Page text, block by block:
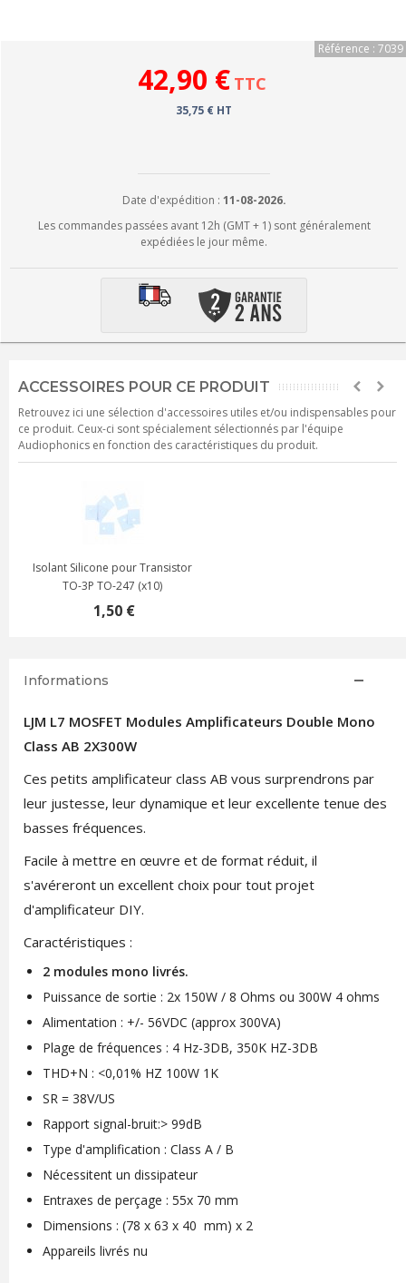
Référence : 7039
42,90 € TTC
35,75 € HT
Date d'expédition : 11-08-2026.
Les commandes passées avant 12h (GMT + 1) sont généralement
expédiées le jour même.
ACCESSOIRES POUR CE PRODUIT
Retrouvez ici une sélection d'accessoires utiles et/ou indispensables pour
ce produit. Ceux-ci sont spécialement sélectionnés par l'équipe
Audiophonics en fonction des caractéristiques du produit.
Isolant Silicone pour Transistor
TO-3P TO-247 (x10)
1,50 €
Informations
LJM L7 MOSFET Modules Amplificateurs Double Mono
Class AB 2X300W
Ces petits amplificateur class AB vous surprendrons par
leur justesse, leur dynamique et leur excellente tenue des
basses fréquences.
Facile à mettre en œuvre et de format réduit, il
s'avéreront un excellent choix pour tout projet
d'amplificateur DIY.
Caractéristiques :
2 modules mono livrés.
Puissance de sortie : 2x 150W / 8 Ohms ou 300W 4 ohms
Alimentation : +/- 56VDC (approx 300VA)
Plage de fréquences : 4 Hz-3DB, 350K HZ-3DB
THD+N : <0,01% HZ 100W 1K
SR = 38V/US
Rapport signal-bruit:> 99dB
Type d'amplification : Class A / B
Nécessitent un dissipateur
Entraxes de perçage : 55x 70 mm
Dimensions : (78 x 63 x 40 mm) x 2
Appareils livrés nu